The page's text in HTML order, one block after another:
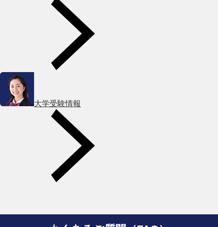
大学受験情報